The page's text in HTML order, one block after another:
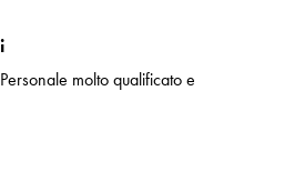
molto qualificato e